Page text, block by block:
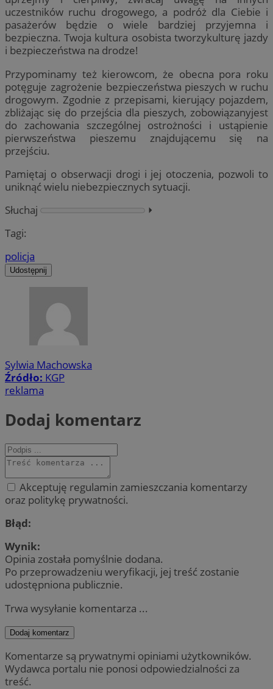
uczestników ruchu drogowego, a podróż dla Ciebie i
pasażerów będzie o wiele bardziej przyjemna i
bezpieczna. Twoja kultura osobista tworzykulturę jazdy
i bezpieczeństwa na drodze!
Przypominamy też kierowcom, że obecna pora roku
potęguje zagrożenie bezpieczeństwa pieszych w ruchu
drogowym. Zgodnie z przepisami, kierujący pojazdem,
zbliżając się do przejścia dla pieszych, zobowiązanyjest
do zachowania szczególnej ostrożności i ustąpienie
pierwszeństwa pieszemu znajdującemu się na
przejściu.
Pamiętaj o obserwacji drogi i jej otoczenia, pozwoli to
uniknąć wielu niebezpiecznych sytuacji.
Słuchaj
⏵︎
Tagi:
policja
Udostępnij
Sylwia Machowska
Źródło: KGP
reklama
Dodaj komentarz
Akceptuję regulamin zamieszczania komentarzy
oraz politykę prywatności.
Błąd:
Wynik:
Opinia została pomyślnie dodana.
Po przeprowadzeniu weryfikacji, jej treść zostanie
udostępniona publicznie.
Trwa wysyłanie komentarza ...
Dodaj komentarz
Komentarze są prywatnymi opiniami użytkowników.
Wydawca portalu nie ponosi odpowiedzialności za
treść.